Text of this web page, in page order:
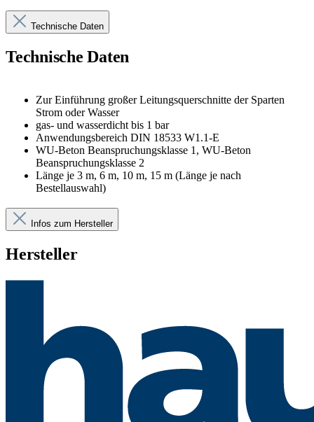
Technische Daten
Technische Daten
Zur Einführung großer Leitungsquerschnitte der Sparten
Strom oder Wasser
gas- und wasserdicht bis 1 bar
Anwendungsbereich DIN 18533 W1.1-E
WU-Beton Beanspruchungsklasse 1, WU-Beton
Beanspruchungsklasse 2
Länge je 3 m, 6 m, 10 m, 15 m (Länge je nach
Bestellauswahl)
Infos zum Hersteller
Hersteller